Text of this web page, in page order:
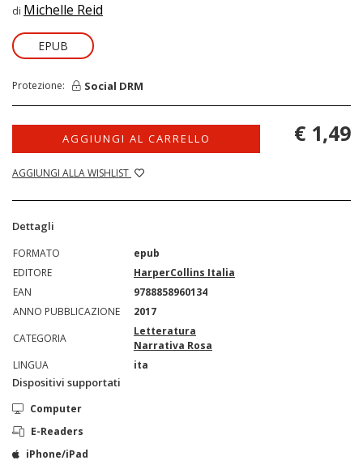
di Michelle Reid
EPUB
Protezione: Social DRM
AGGIUNGI AL CARRELLO
AGGIUNGI ALLA WISHLIST
€ 1,49
Dettagli
FORMATO
epub
EDITORE
HarperCollins Italia
EAN
9788858960134
ANNO PUBBLICAZIONE
2017
CATEGORIA
Letteratura
Narrativa Rosa
LINGUA
ita
Dispositivi supportati
Computer
E-Readers
iPhone/iPad